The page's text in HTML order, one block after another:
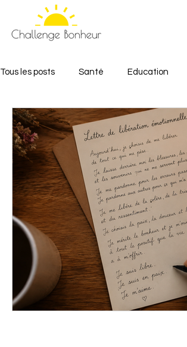
Tous les posts Santé Education
Relations et Amour Bien-être